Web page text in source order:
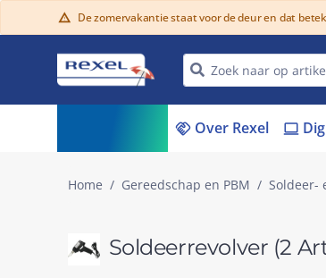
warning De zomervakantie staat voor de deur en dat
handshake Over Rexel laptop
Home Gereedschap en PBM Soldeer-
Soldeerrevolver (2